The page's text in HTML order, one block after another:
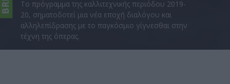
Το πρόγραμμα της καλλιτεχνικής περιόδου 2019-
20, σηματοδοτεί μια νέα εποχή διαλόγου και
αλληλεπίδρασης με το παγκόσμιο γίγνεσθαι στην
τέχνη της όπερας.